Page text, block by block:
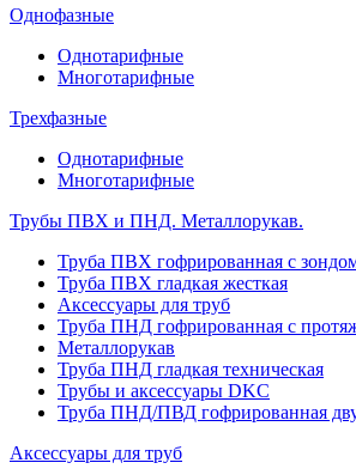
Однофазные
Однотарифные
Многотарифные
Трехфазные
Однотарифные
Многотарифные
Трубы ПВХ и ПНД. Металлорукав.
Труба ПВХ гофрированная с
Труба ПВХ гладкая жесткая
Аксессуары для труб
Труба ПНД гофрированная с
Металлорукав
Труба ПНД гладкая техническая
Трубы и аксессуары DKC
Труба ПНД/ПВД гофрированная
Аксессуары для труб